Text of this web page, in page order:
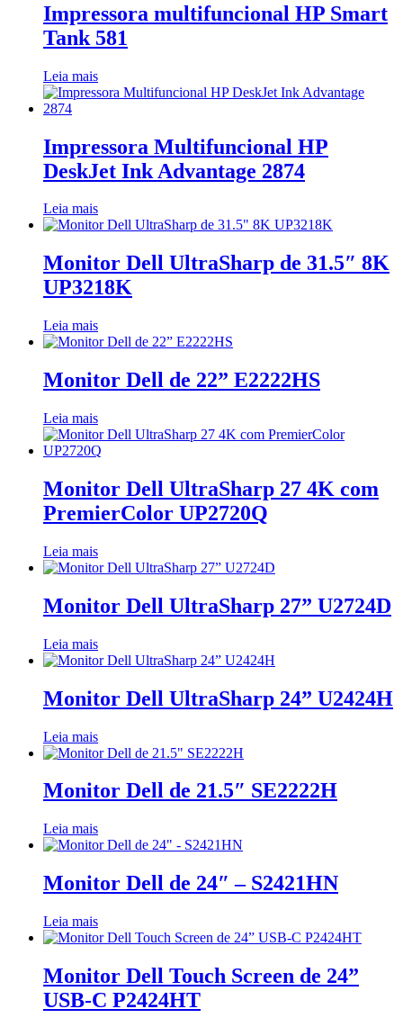
Impressora multifuncional HP Smart
Tank 581
Leia mais
Impressora Multifuncional HP
DeskJet Ink Advantage 2874
Leia mais
Monitor Dell UltraSharp de 31.5″ 8K
UP3218K
Leia mais
Monitor Dell de 22” E2222HS
Leia mais
Monitor Dell UltraSharp 27 4K com
PremierColor UP2720Q
Leia mais
Monitor Dell UltraSharp 27” U2724D
Leia mais
Monitor Dell UltraSharp 24” U2424H
Leia mais
Monitor Dell de 21.5″ SE2222H
Leia mais
Monitor Dell de 24″ – S2421HN
Leia mais
Monitor Dell Touch Screen de 24”
USB-C P2424HT